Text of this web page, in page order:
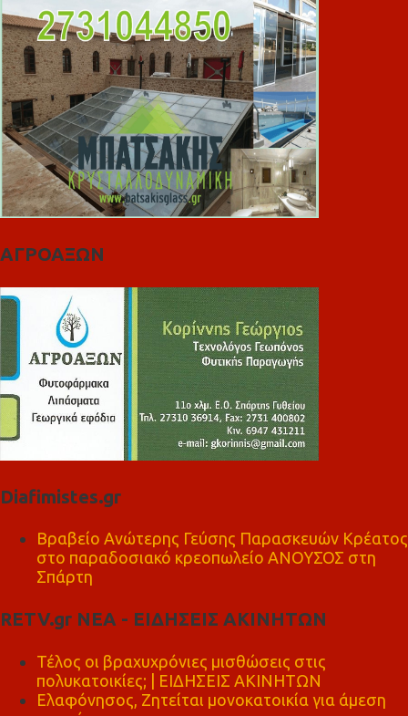
ΑΓΡΟΑΞΩΝ
Diafimistes.gr
Βραβείο Ανώτερης Γεύσης Παρασκευών Κρέατος
στο παραδοσιακό κρεοπωλείο ΑΝΟΥΣΟΣ στη
Σπάρτη
RETV.gr ΝΕΑ - ΕΙΔΗΣΕΙΣ ΑΚΙΝΗΤΩΝ
Τέλος οι βραχυχρόνιες μισθώσεις στις
πολυκατοικίες; | ΕΙΔΗΣΕΙΣ ΑΚΙΝΗΤΩΝ
Ελαφόνησος, Ζητείται μονοκατοικία για άμεση